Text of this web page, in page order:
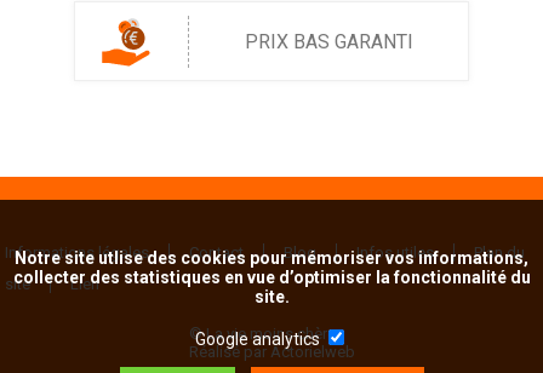
PRIX BAS GARANTI
Informations légales Contact Blog Infos utiles
Plan du
site
Lien
© La vie moins chère
Réalisé par Actorielweb
Notre site utlise des cookies pour mémoriser vos informations,
collecter des statistiques en vue d’optimiser la fonctionnalité du
site.
Google analytics